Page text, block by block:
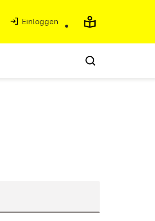
(Öffnet in neuem Fenster)
Einloggen